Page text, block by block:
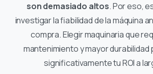
son demasiado altos. Por eso,
investigar la fiabilidad de la máquina
compra. Elegir maquinaria que
mantenimiento y mayor
significativamente tu ROI a